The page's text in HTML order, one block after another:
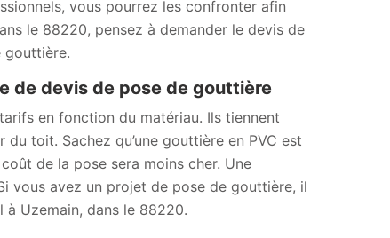
vous pourrez les confronter afin
le 88220, pensez à demander le devis de
gouttière.
de devis de pose de gouttière
en fonction du matériau. Ils tiennent
toit. Sachez qu’une gouttière en PVC est
de la pose sera moins cher. Une
vous avez un projet de pose de gouttière, il
à Uzemain, dans le 88220.